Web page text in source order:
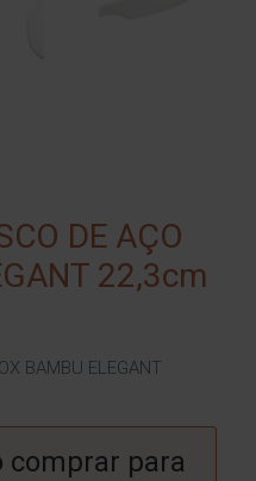
DE AÇO
22,3cm
BAMBU ELEGANT
comprar para